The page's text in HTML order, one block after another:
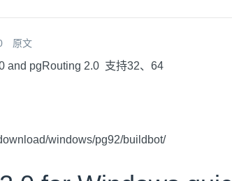
原文
and pgRouting 2.0 支持32、64
windows/pg92/buildbot/